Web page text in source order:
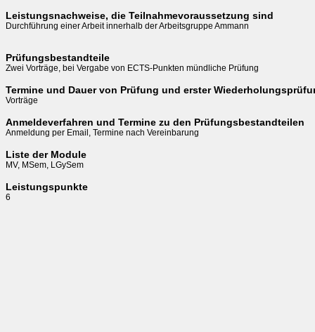
Leistungsnachweise, die Teilnahmevoraussetzung sind
Durchführung einer Arbeit innerhalb der Arbeitsgruppe Ammann
Prüfungsbestandteile
Zwei Vorträge, bei Vergabe von ECTS-Punkten mündliche Prüfung
Termine und Dauer von Prüfung und erster
Vorträge
Anmeldeverfahren und Termine zu den Prüfungsbestandteilen
Anmeldung per Email, Termine nach Vereinbarung
Liste der Module
MV, MSem, LGySem
Leistungspunkte
6